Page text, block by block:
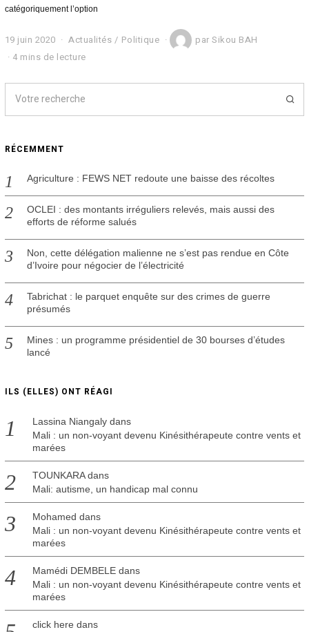
catégoriquement l’option
19 juin 2020
9
j
n
2
0
Actualités / Politique parSikou BAH
4 mins de lecture
RÉCEMMENT
Agriculture : FEWS NET redoute une baisse des récoltes
OCLEI : des montants irréguliers relevés, mais aussi des
efforts de réforme salués
Non, cette délégation malienne ne s’est pas rendue en Côte
d’Ivoire pour négocier de l’électricité
Tabrichat : le parquet enquête sur des crimes de guerre
présumés
Mines : un programme présidentiel de 30 bourses d’études
lancé
ILS (ELLES) ONT RÉAGI
Lassina Niangalydans
Mali : un non-voyant devenu Kinésithérapeute contre vents et
marées
TOUNKARAdans
Mali: autisme, un handicap mal connu
Mohamed dans
Mali : un non-voyant devenu Kinésithérapeute contre vents et
marées
Mamédi DEMBELEdans
Mali : un non-voyant devenu Kinésithérapeute contre vents et
marées
click here dans